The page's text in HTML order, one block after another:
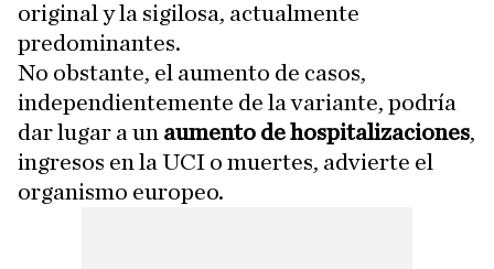
original y la sigilosa, actualmente
predominantes.
No obstante, el aumento de casos,
independientemente de la variante, podría
dar lugar a un aumento de hospitalizaciones,
ingresos en la UCI o muertes, advierte el
organismo europeo.